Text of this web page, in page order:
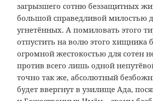
загрызшего сотню беззащитных
большой справедливой милостью
угнетённых. А помиловать этого
отпустить на волю этого хищника
огромной жестокостью для сотен
против всего лишь одной
точно так же, абсолютный
будет ввергнут в узилище Ада,